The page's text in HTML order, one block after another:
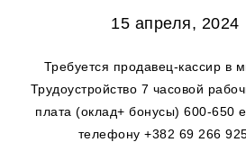
15 апреля, 2024
Требуется продавец-кассир в
Трудоустройство 7 часовой
плата (оклад+ бонусы) 600-650
телефону +382 69 266